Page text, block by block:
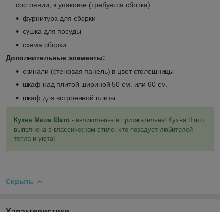
состоянии, в упаковке (требуется сборка)
фурнитура для сборки
сушка для посуды
схема сборки
Дополнительные элементы:
скинали (стеновая панель) в цвет столешницы
шкаф над плитой шириной 50 см. или 60 см.
шкаф для встроенной плиты
Кухня Мила Шато - великолепна и притягательна! Кухня Шато
выполнена в классическом стиле, что порадует любителей
тепла и уюта!
Скрыть